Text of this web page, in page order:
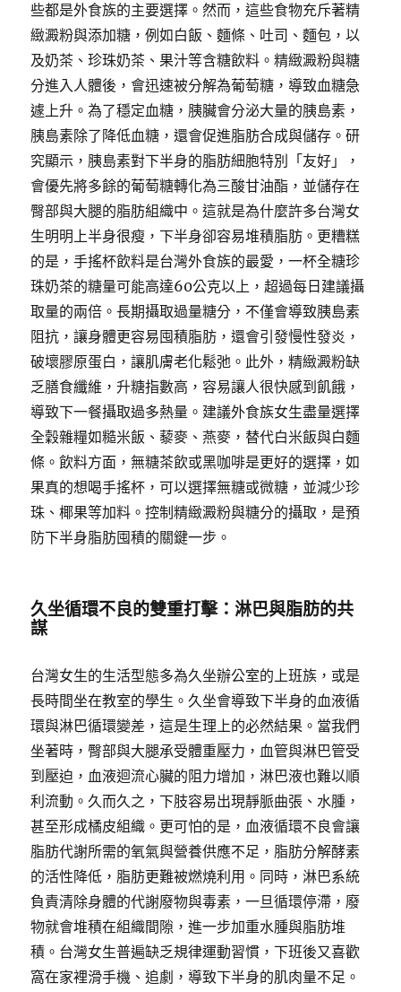
些都是外食族的主要選擇。然而，這些食物充斥著精
緻澱粉與添加糖，例如白飯、麵條、吐司、麵包，以
及奶茶、珍珠奶茶、果汁等含糖飲料。精緻澱粉與糖
分進入人體後，會迅速被分解為葡萄糖，導致血糖急
遽上升。為了穩定血糖，胰臟會分泌大量的胰島素，
胰島素除了降低血糖，還會促進脂肪合成與儲存。研
究顯示，胰島素對下半身的脂肪細胞特別「友好」，
會優先將多餘的葡萄糖轉化為三酸甘油酯，並儲存在
臀部與大腿的脂肪組織中。這就是為什麼許多台灣女
生明明上半身很瘦，下半身卻容易堆積脂肪。更糟糕
的是，手搖杯飲料是台灣外食族的最愛，一杯全糖珍
珠奶茶的糖量可能高達60公克以上，超過每日建議攝
取量的兩倍。長期攝取過量糖分，不僅會導致胰島素
阻抗，讓身體更容易囤積脂肪，還會引發慢性發炎，
破壞膠原蛋白，讓肌膚老化鬆弛。此外，精緻澱粉缺
乏膳食纖維，升糖指數高，容易讓人很快感到飢餓，
導致下一餐攝取過多熱量。建議外食族女生盡量選擇
全穀雜糧如糙米飯、藜麥、燕麥，替代白米飯與白麵
條。飲料方面，無糖茶飲或黑咖啡是更好的選擇，如
果真的想喝手搖杯，可以選擇無糖或微糖，並減少珍
珠、椰果等加料。控制精緻澱粉與糖分的攝取，是預
防下半身脂肪囤積的關鍵一步。
久坐循環不良的雙重打擊：淋巴與脂肪的共
謀
台灣女生的生活型態多為久坐辦公室的上班族，或是
長時間坐在教室的學生。久坐會導致下半身的血液循
環與淋巴循環變差，這是生理上的必然結果。當我們
坐著時，臀部與大腿承受體重壓力，血管與淋巴管受
到壓迫，血液迴流心臟的阻力增加，淋巴液也難以順
利流動。久而久之，下肢容易出現靜脈曲張、水腫，
甚至形成橘皮組織。更可怕的是，血液循環不良會讓
脂肪代謝所需的氧氣與營養供應不足，脂肪分解酵素
的活性降低，脂肪更難被燃燒利用。同時，淋巴系統
負責清除身體的代謝廢物與毒素，一旦循環停滯，廢
物就會堆積在組織間隙，進一步加重水腫與脂肪堆
積。台灣女生普遍缺乏規律運動習慣，下班後又喜歡
窩在家裡滑手機、追劇，導致下半身的肌肉量不足。